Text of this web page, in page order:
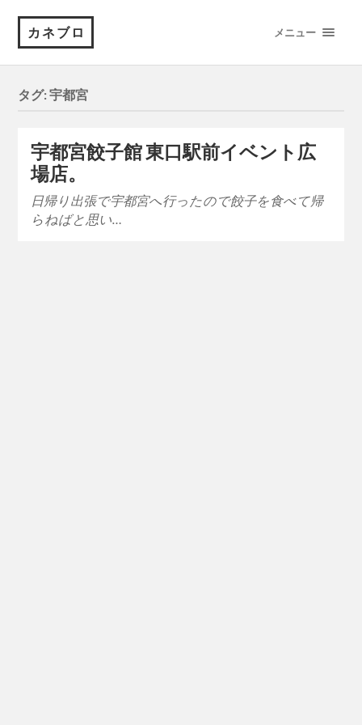
カネブロ メニュー
タグ:宇都宮
宇都宮餃子館 東口駅前イベント広
場店。
日帰り出張で宇都宮へ行ったので餃子を食べて帰
らねばと思い…